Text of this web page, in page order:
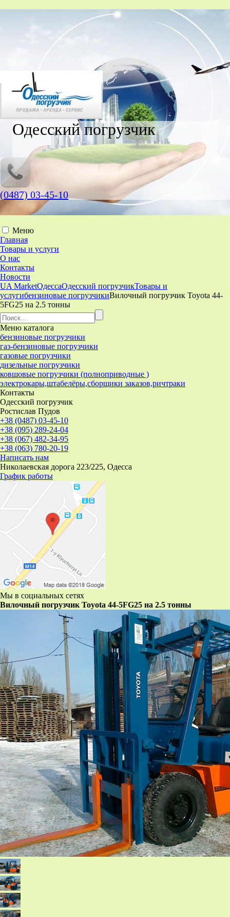
Одесский погрузчик
(0487) 03-45-10
Меню
Главная
Товары и услуги
О нас
Контакты
Новости
UA MarketОдессаОдесский погрузчикТовары и
услугибензиновые погрузчикиВилочный погрузчик Toyota 44-
5FG25 на 2.5 тонны
Меню каталога
бензиновые погрузчики
газ-бензиновые погрузчики
газовые погрузчики
дизельные погрузчики
ковшовые погрузчики (полноприводные )
электрокары,штабелёры,сборщики заказов,ричтраки
Контакты
Одесский погрузчик
Ростислав Пудов
+38 (0487) 03-45-10
+38 (095) 289-24-04
+38 (067) 482-34-95
+38 (063) 780-20-19
Написать нам
Николаевская дорога 223/225, Одесса
График работы
Мы в социальных сетях
Вилочный погрузчик Toyota 44-5FG25 на 2.5 тонны